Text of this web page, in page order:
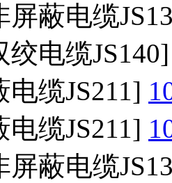
屏蔽电缆
绞电缆
缆JS211]
缆JS211]
屏蔽电缆